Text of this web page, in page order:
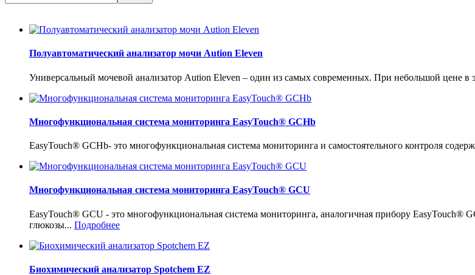
Полуавтоматический анализатор мочи Aution Eleven
Универсальный мочевой анализатор Aution Eleven – один из самых современных. При небольшой цене в
Многофункциональная система мониторинга EasyTouch® GCHb
EasyTouch® GCHb- это многофункциональная система мониторинга и самостоятельного контроля
Многофункциональная система мониторинга EasyTouch® GCU
EasyTouch® GCU - это многофункциональная система мониторинга, аналогичная прибору EasyTouch®
глюкозы... Подробнее
Биохимический анализатор Spotchem EZ